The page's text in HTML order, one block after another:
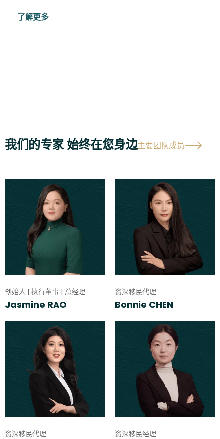
了解更多
我们的专家 始终在您身边主要团队成员
创始人 | 执行董事 | 总经理
Jasmine RAO
资深移民代理
Bonnie CHEN
资深移民代理 资深移民经理